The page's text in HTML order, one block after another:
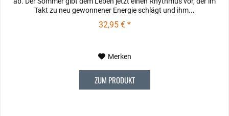
Takt zu neu gewonnener Energie schlägt und ihm...
32,95 € *
Merken
ZUM PRODUKT